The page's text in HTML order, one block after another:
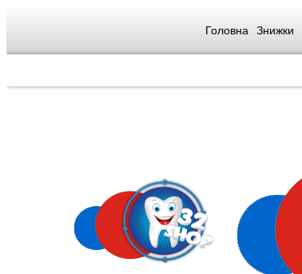
Головна Знижки